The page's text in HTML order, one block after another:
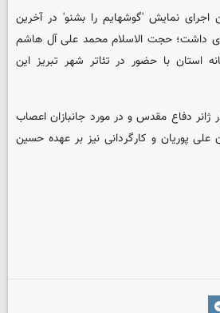
اجرای نمایش 'گوشهایم را بشنو' در آخرین
داشت؛ حجت الاسلام محمد علی آل هاشم
استان با حضور در تئاتر شهر تبریز این
ژانر دفاع مقدس و در مورد جانبازان اعصاب
پوریان و کارگردانی نیز بر عهده حسین